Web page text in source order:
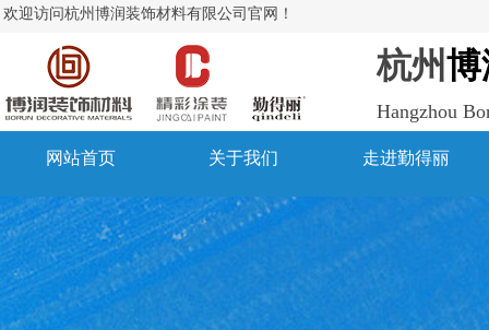
欢迎访问杭州博润装饰材料有限公司官网！
杭州博
Hangzhou
网站首页 关于我们 走进勤得丽